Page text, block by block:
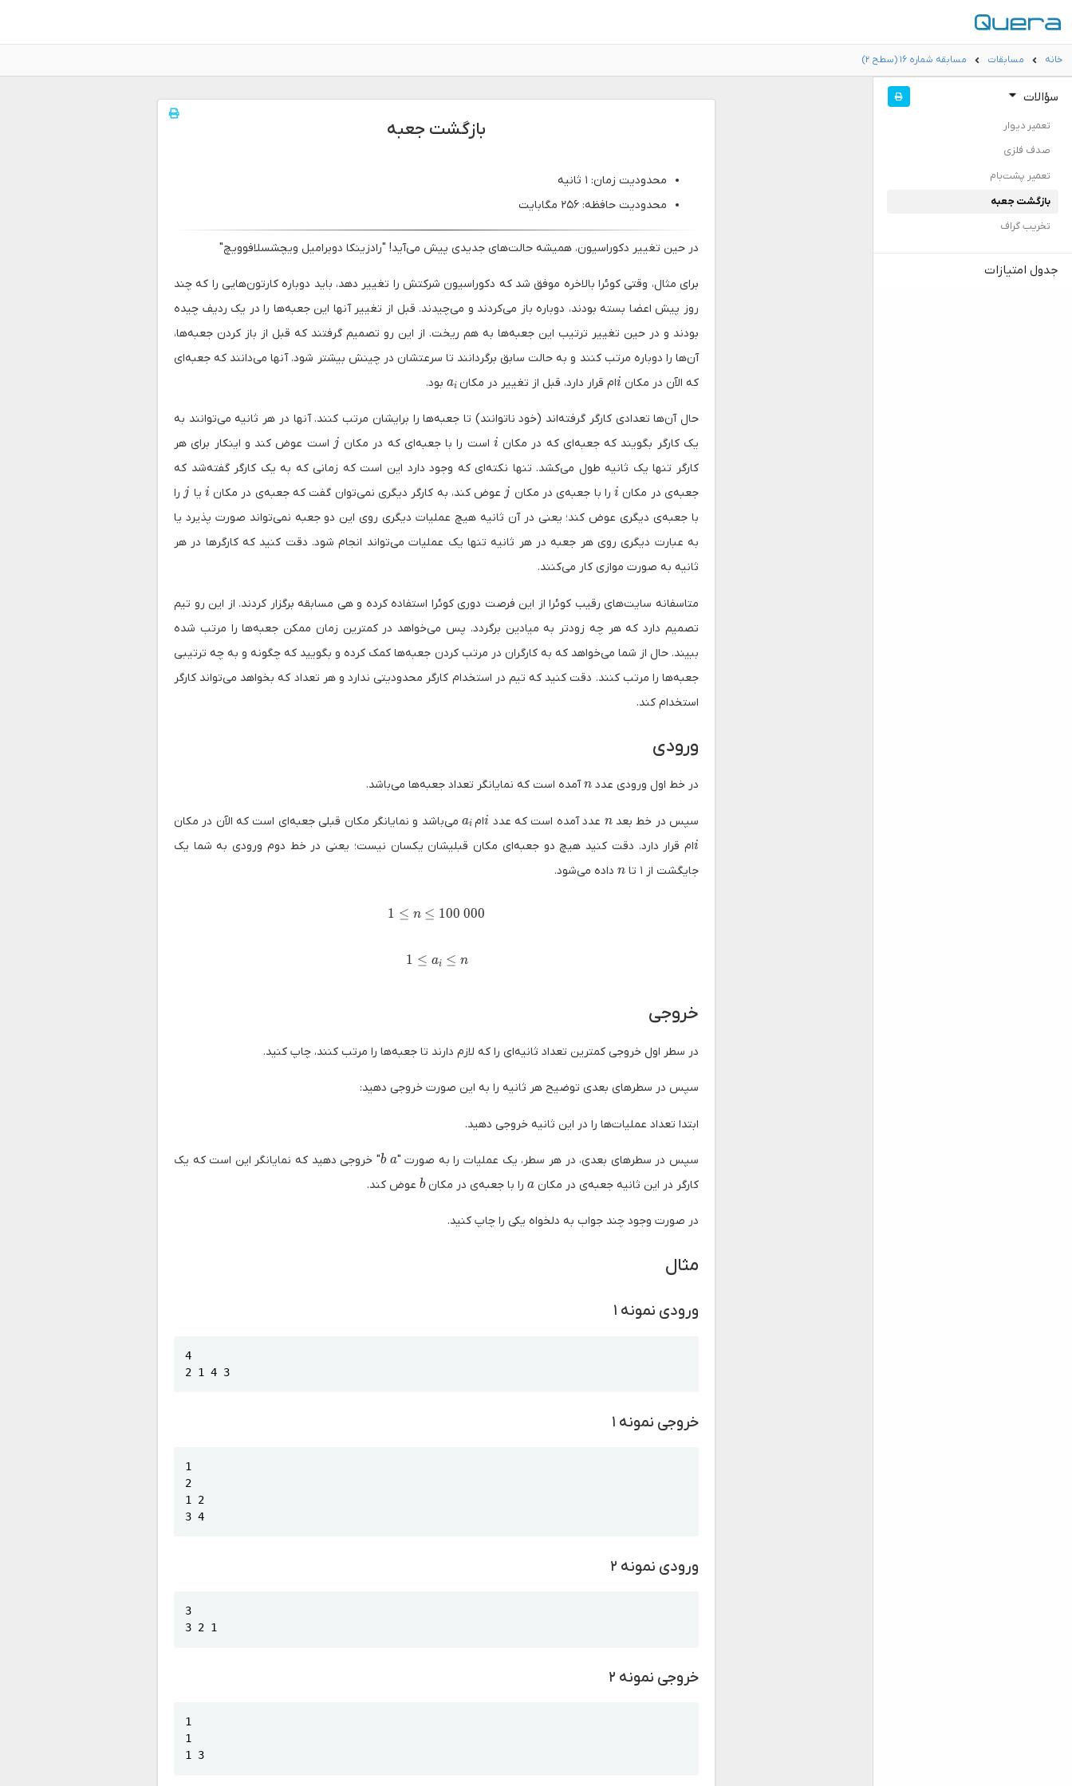
خانه مسابقات مسابقه شماره ۱۶ (سطح ۲)
سؤالات
تعمیر دیوار
صدف فلزی
تعمیر پشت‌بام
بازگشت جعبه
تخریب گراف
جدول امتیازات
بازگشت جعبه
محدودیت زمان: ۱ ثانیه
محدودیت حافظه: ۲۵۶ مگابایت
در حین تغییر دکوراسیون، همیشه حالت‌های جدیدی پیش می‌آید! "رادزینکا دوبرامیل ویچشسلافوویچ"
برای مثال، وقتی کوئرا بالاخره موفق شد که دکوراسیون شرکتش را تغییر دهد، باید دوباره کارتون‌هایی را که چند
روز پیش اعضا بسته بودند، دوباره باز می‌کردند و می‌چیدند. قبل از تغییر آنها این جعبه‌ها را در یک ردیف چیده
بودند و در حین تغییر ترتیب این جعبه‌ها به هم ریخت. از این رو تصمیم گرفتند که قبل از باز کردن جعبه‌ها،
آن‌ها را دوباره مرتب کنند و به حالت سابق برگردانند تا سرعتشان در چینش بیشتر شود. آنها می‌دانند که جعبه‌ای
که الآن در مکان iام قرار دارد، قبل از تغییر در مکان
a_i
ai بود.
حال ‌آن‌ها تعدادی کارگر گرفته‌اند (خود ناتوانند) تا جعبه‌ها را برایشان مرتب کنند. آنها در هر ثانیه می‌توانند به
یک کارگر بگویند که جعبه‌ای که در مکان i
i است را با جعبه‌ای که در مکان j
j است عوض کند و اینکار برای هر
کارگر تنها یک ثانیه طول می‌کشد. تنها نکته‌ای که وجود دارد این است که زمانی که به یک کارگر گفته‌شد که
جعبه‌ی در مکان iرا با جعبه‌ی در مکان jعوض کند، به کارگر دیگری نمی‌توان گفت که جعبه‌ی در مکان i
i یا jرا
با جعبه‌ی دیگری عوض کند؛ یعنی در آن ثانیه هیچ عملیات دیگری روی این دو جعبه نمی‌تواند صورت پذیرد یا
به عبارت دیگری روی هر جعبه در هر ثانیه تنها یک عملیات می‌تواند انجام شود. دقت کنید که کارگر‌ها در هر
ثانیه به صورت موازی کار می‌کنند.
متاسفانه سایت‌های رقیب کوئرا از این فرصت دوری کوئرا استفاده کرده و هی مسابقه برگزار کردند. از این رو تیم
تصمیم دارد که هر چه زودتر به میادین برگردد. پس می‌خواهد در کمترین زمان ممکن جعبه‌ها را مرتب شده
ببیند. حال از شما می‌خواهد که به کارگران در مرتب کردن جعبه‌ها کمک کرده و بگویید که چگونه و به چه ترتیبی
جعبه‌ها را مرتب کنند. دقت کنید که تیم در استخدام کارگر محدودیتی ندارد و هر تعداد که بخواهد می‌تواند کارگر
استخدام کند.
ورودی
در خط اول ورودی عدد
n
n‌ آمده است که نمایانگر تعداد جعبه‌ها می‌باشد.
سپس در خط بعد
n
n ‌ عدد آمده است که عدد i‌ام
a_i
ai می‌باشد و نمایانگر مکان قبلی جعبه‌ای است که الآن در مکان
iام قرار دارد. دقت کنید هیچ دو جعبه‌ای مکان قبلیشان یکسان نیست؛ یعنی در خط دوم ورودی به شما یک
جایگشت از ۱ تا
n
n داده می‌شود.
1 \le n \le 100 \ 000
1 ≤ n ≤ 100 000
1 \le a_i \le n
1 ≤ ai ≤ n
خروجی
در سطر اول خروجی کمترین تعداد ثانیه‌‌ای را که لازم دارند تا جعبه‌ها را مرتب کنند، چاپ کنید.
سپس در سطر‌های بعدی توضیح هر ثانیه را به این صورت خروجی دهید:
ابتدا تعداد عملیات‌ها را در این ثانیه خروجی دهید.
سپس در سطر‌های بعدی، در هر سطر، یک عملیات را به صورت "a
a
b
b" خروجی دهید که نمایانگر این است که یک
کارگر در این ثانیه جعبه‌ی در مکان
a
a را با جعبه‌ی در مکان
b
b عوض کند.
در صورت وجود چند جواب به دلخواه یکی را چاپ کنید.
مثال
ورودی نمونه ۱
4
2 1 4 3
خروجی نمونه ۱
1
2
1 2
3 4
ورودی نمونه ۲
3
3 2 1
خروجی نمونه ۲
1
1
1 3